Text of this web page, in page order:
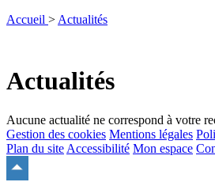
Accueil > Actualités
Actualités
Aucune actualité ne correspond à votre
Gestion des cookies Mentions légales
Plan du site Accessibilité Mon espace